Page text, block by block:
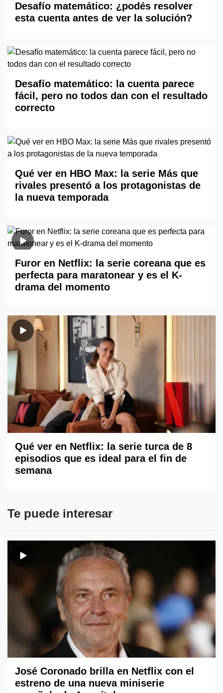
Desafío matemático: ¿podés resolver
esta cuenta antes de ver la solución?
Desafío matemático: la cuenta parece
fácil, pero no todos dan con el resultado
correcto
Qué ver en HBO Max: la serie Más que
rivales presentó a los protagonistas de
la nueva temporada
Furor en Netflix: la serie coreana que es
perfecta para maratonear y es el K-
drama del momento
Qué ver en Netflix: la serie turca de 8
episodios que es ideal para el fin de
semana
Te puede interesar
José Coronado brilla en Netflix con el
estreno de una nueva miniserie